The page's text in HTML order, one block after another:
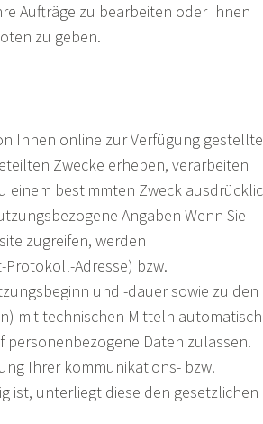
Aufträge zu bearbeiten oder Ihnen
zu geben.
Ihnen online zur Verfügung
Zwecke erheben, verarbeiten
einem bestimmten Zweck
Angaben Wenn Sie
zugreifen, werden
Adresse) bzw.
und -dauer sowie zu den
mit technischen Mitteln automatisch
Daten zulassen.
Ihrer kommunikations- bzw.
ist, unterliegt diese den gesetzlichen